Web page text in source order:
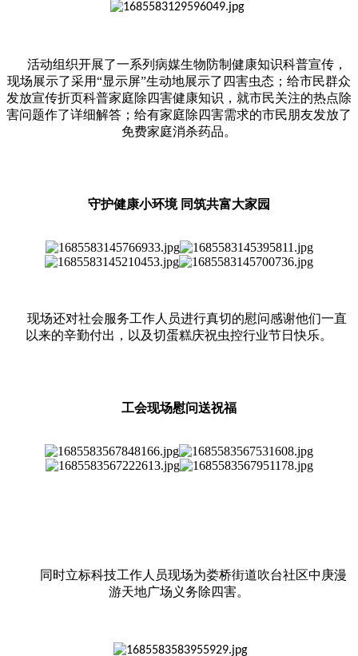
活动组织开展了一系列病媒生物防制健康知识科普宣传，
现场展示了采用“显示屏”生动地展示了四害虫态；给市民群众
发放宣传折页科普家庭除四害健康知识，就市民关注的热点除
害问题作了详细解答；给有家庭除四害需求的市民朋友发放了
免费家庭消杀药品。
守护健康小环境 同筑共富大家园
现场还对社会服务工作人员进行真切的慰问感谢他们一直
以来的辛勤付出，以及切蛋糕庆祝虫控行业节日快乐。
工会现场慰问送祝福
同时立标科技工作人员现场为娄桥街道吹台社区中庚漫
游天地广场义务除四害。